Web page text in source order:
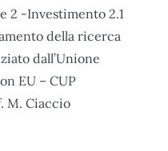
2 -Investimento 2.1
della ricerca
dall’Unione
EU – CUP
M. Ciaccio